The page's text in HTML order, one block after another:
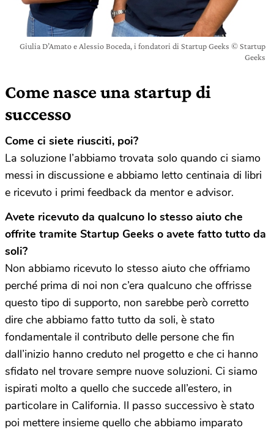
Giulia D’Amato e Alessio Boceda, i fondatori di Startup Geeks © Startup
Geeks
Come nasce una startup di
successo
Come ci siete riusciti, poi?
La soluzione l’abbiamo trovata solo quando ci siamo
messi in discussione e abbiamo letto centinaia di libri
e ricevuto i primi feedback da mentor e advisor.
Avete ricevuto da qualcuno lo stesso aiuto che
offrite tramite Startup Geeks o avete fatto tutto da
soli?
Non abbiamo ricevuto lo stesso aiuto che offriamo
perché prima di noi non c’era qualcuno che offrisse
questo tipo di supporto, non sarebbe però corretto
dire che abbiamo fatto tutto da soli, è stato
fondamentale il contributo delle persone che fin
dall’inizio hanno creduto nel progetto e che ci hanno
sfidato nel trovare sempre nuove soluzioni. Ci siamo
ispirati molto a quello che succede all’estero, in
particolare in California. Il passo successivo è stato
poi mettere insieme quello che abbiamo imparato